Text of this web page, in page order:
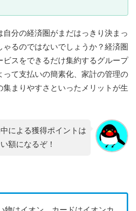
自分の経済圏がまだはっきり決まっ
ゃるのではないでしょうか？経済圏
ビスをできるだけ集約するグループ
って支払いの簡素化、家計の管理の
集まりやすさといったメリットが生
による獲得ポイントは
額になるぞ！